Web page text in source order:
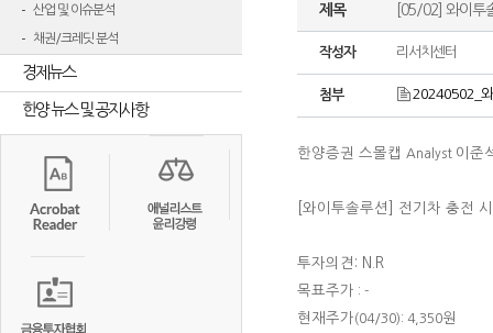
산업 및 이슈분석
채권/크레딧 분석
경제뉴스
한양 뉴스 및 공지사항
제목 [05/02] 와이투
작성자 리서치센터
첨부 20240502_
한양증권 스몰캡 Analyst 이준
[와이투솔루션] 전기차 충전
투자의견: N.R
목표주가 : -
현재주가(04/30): 4,350원